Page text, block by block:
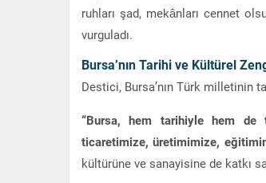
ruhları şad, mekânları cennet
vurguladı.
Bursa’nın Tarihi ve Kültürel
Destici, Bursa’nın Türk milletinin
“Bursa, hem tarihiyle hem de
ticaretimize, üretimimize,
kültürüne ve sanayisine de katkı